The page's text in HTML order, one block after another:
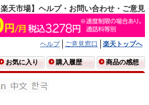
楽天市場】ヘルプ・お問い合わせ・ご意見
ヘルプ ご意見窓口
楽天トップへ
お気に入り 購入履歴 商品の感想